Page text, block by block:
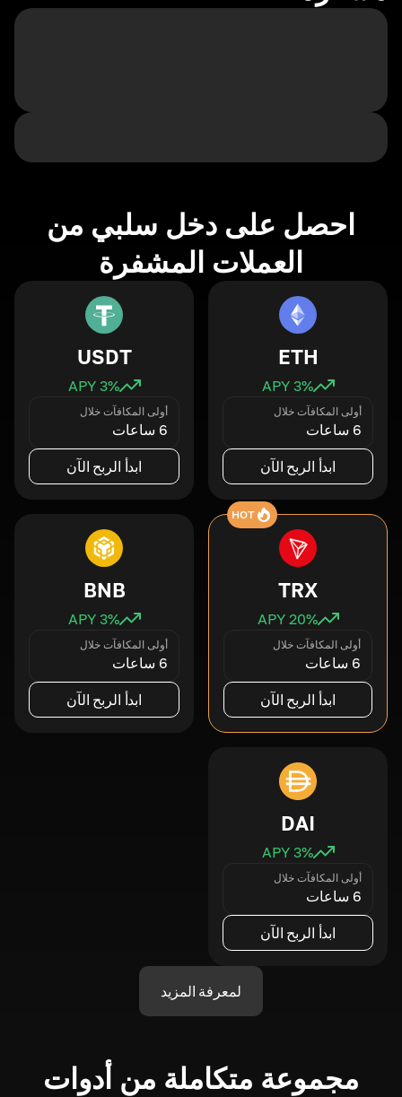
احصل على دخل سلبي من
العملات المشفرة
ETH
3% APY
أولى المكافآت خلال
6 ساعات
ابدأ الربح الآن
USDT
3% APY
أولى المكافآت خلال
6 ساعات
ابدأ الربح الآن
HOT
TRX
20% APY
أولى المكافآت خلال
6 ساعات
ابدأ الربح الآن
BNB
3% APY
أولى المكافآت خلال
6 ساعات
ابدأ الربح الآن
DAI
3% APY
أولى المكافآت خلال
6 ساعات
ابدأ الربح الآن
لمعرفة المزيد
مجموعة متكاملة من أدوات